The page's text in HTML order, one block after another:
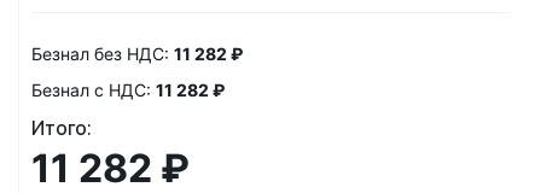
Безнал без НДС: 11 282 ₽
Безнал с НДС: 11 282 ₽
Итого:
11 282 ₽